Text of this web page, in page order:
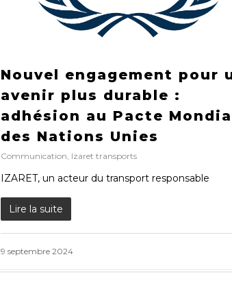
Nouvel engagement pour
avenir plus durable :
adhésion au Pacte
des Nations Unies
Communication Izaret transports
IZARET, un acteur du transport responsable
Lire la suite
9 septembre 2024